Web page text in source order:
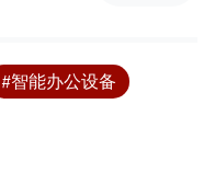
#智能办公设备